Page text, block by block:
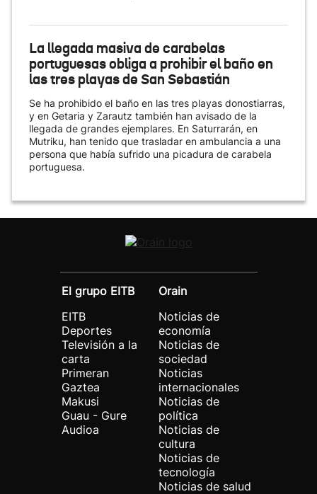
La llegada masiva de carabelas
portuguesas obliga a prohibir el baño en
las tres playas de San Sebastián
Se ha prohibido el baño en las tres playas donostiarras,
y en Getaria y Zarautz también han avisado de la
llegada de grandes ejemplares. En Saturrarán, en
Mutriku, han tenido que trasladar en ambulancia a una
persona que había sufrido una picadura de carabela
portuguesa.
El grupo EITB
EITB
Deportes
Televisión a la
carta
Primeran
Gaztea
Makusi
Guau - Gure
Audioa
Orain
Noticias de
economía
Noticias de
sociedad
Noticias
internacionales
Noticias de
política
Noticias de
cultura
Noticias de
tecnología
Noticias de salud